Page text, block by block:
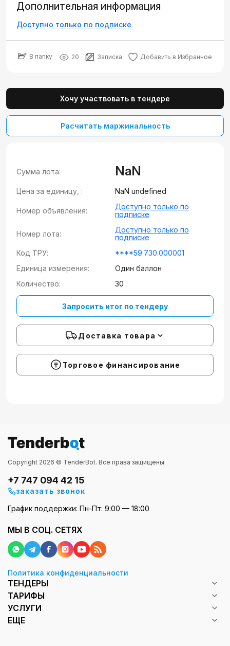
Дополнительная информация
Доступно только по подписке
В папку 20 Записка Добавить в Избранное
Хочу участвовать в тендере
Расчитать маржинальность
Сумма лота: NaN
Цена за единицу, : NaN undefined
Номер объявления:
Доступно только по
подписке
Номер лота:
Доступно только по
подписке
Код ТРУ:
****59.730.000001
Единица измерения:
Один баллон
Количество:
30
Запросить итог по тендеру
Доставка товара
Торговое финансирование
Copyright 2026 © TenderBot. Все права защищены.
+7 747 094 42 15
заказать звонок
График поддержки: Пн-Пт: 9:00 — 18:00
МЫ В СОЦ. СЕТЯХ
Политика конфиденциальности
ТЕНДЕРЫ
ТАРИФЫ
УСЛУГИ
ЕЩЕ